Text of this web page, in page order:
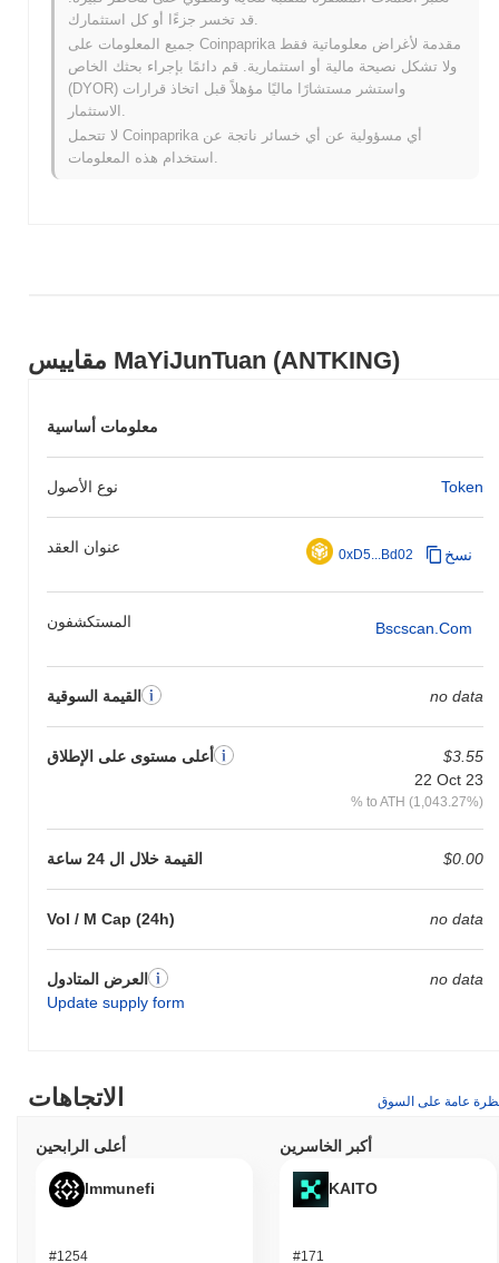
مقاييس MaYiJunTuan (ANTKING)
معلومات أساسية
نوع الأصول Token
عنوان العقد 0xD5...Bd02 نسخ
المستكشفون Bscscan.com
القيمة السوقية no data
أعلى مستوى على الإطلاق
$3.55
22 Oct 23
% to ATH (1,043.27%)
القيمة خلال ال 24 ساعة $0.00
Vol / M Cap (24h) no data
العرض المتادول
Update supply form
no data
MaYiJunTuan يتم تداوله حاليًا بنسبة أقل من ATH .
كيف يعمل MaYiJunTuan مقارنة بسوق العملات المشفرة
الأوسع؟
سوق العملات المشفرة بشكل عام الذي سجل انخفاضًا0.11%
. يشير
هذا إلى أداء قوي في حركة سعر ANTKING مقارنة بزخم السوق
قد تخسر جزءًا أو كل استثمارك.
جميع المعلومات على Coinpaprika مقدمة لأغراض معلوماتية فقط
ولا تشكل نصيحة مالية أو استثمارية. قم دائمًا بإجراء بحثك الخاص
(DYOR) واستشر مستشارًا ماليًا مؤهلاً قبل اتخاذ قرارات
لا تتحمل Coinpaprika أي مسؤولية عن أي خسائر ناتجة عن
الاتجاهات عامة على السوق
أعلى الرابحين
Immunefi
#1254
أكبر الخاسرين
KAITO
#171